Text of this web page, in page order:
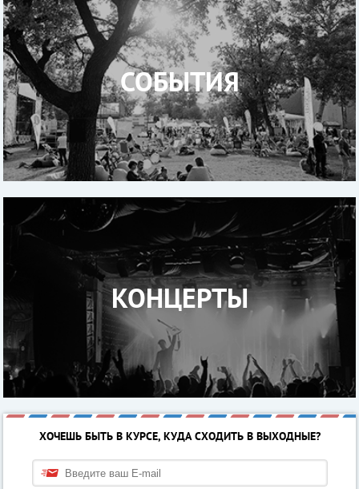
СОБЫТИЯ
КОНЦЕРТЫ
ХОЧЕШЬ БЫТЬ В КУРСЕ, КУДА СХОДИТЬ В ВЫХОДНЫЕ?